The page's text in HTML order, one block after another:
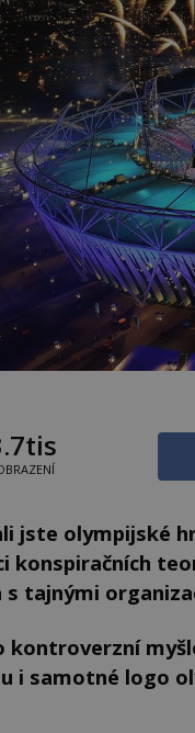
jste olympijské
konspiračních
s tajnými
kontroverzní
i samotné logo